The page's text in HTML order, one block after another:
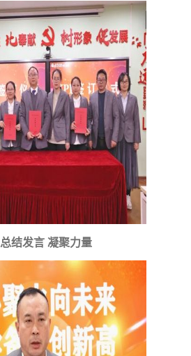
总结发言 凝聚力量